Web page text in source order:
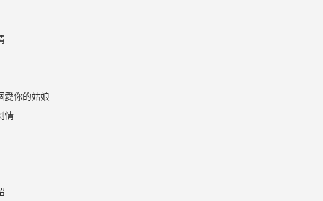
愛你的姑娘
情